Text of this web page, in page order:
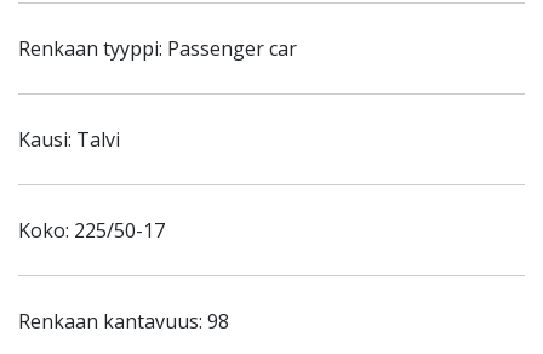
Renkaan tyyppi: Passenger car
Kausi: Talvi
Koko: 225/50-17
Renkaan kantavuus: 98